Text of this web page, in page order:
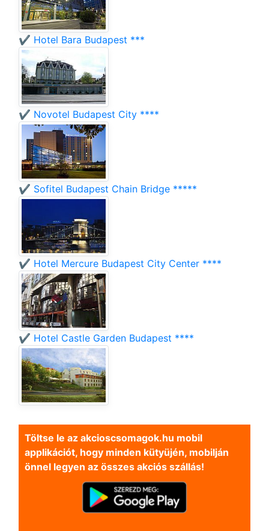
✔️ Hotel Bara Budapest ***
✔️ Novotel Budapest City ****
✔️ Sofitel Budapest Chain Bridge *****
✔️ Hotel Mercure Budapest City Center ****
✔️ Hotel Castle Garden Budapest ****
Töltse le az akcioscsomagok.hu mobil
applikációt, hogy minden kütyüjén, mobilján
önnel legyen az összes akciós szállás!